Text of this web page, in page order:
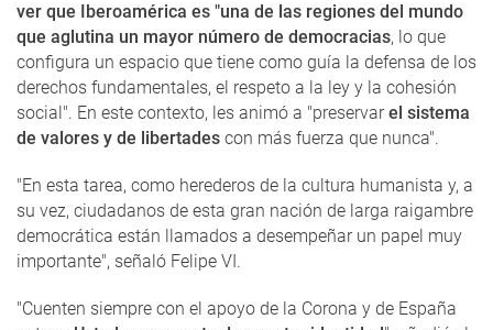
ver que Iberoamérica es "una de las regiones del mundo
que aglutina un mayor número de democracias, lo que
configura un espacio que tiene como guía la defensa de los
derechos fundamentales, el respeto a la ley y la cohesión
social". En este contexto, les animó a "preservarel sistema
de valores y de libertades con más fuerza que nunca".
"En esta tarea, como herederos de la cultura humanista y, a
su vez, ciudadanos de esta gran nación de larga raigambre
democrática están llamados a desempeñar un papel muy
importante", señaló Felipe VI.
"Cuenten siempre con el apoyo de la Corona y de España